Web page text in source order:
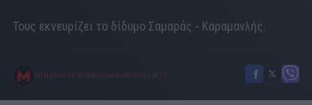
Τους εκνευρίζει το δίδυμο Σαμαράς - Καραμανλής.
MENSHOUSE NEWSROOM 26/05/2026 08:27